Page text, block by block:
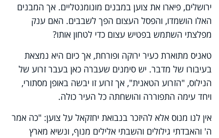
ירושלים, פיארו את צוען במבנים מונומנטליים. אך המבנים
האלו הושמדו, והפסל העצום הפך לשבבים. האם ענק
מפלצתי השתמש בפטיש עצום כדי לטחון אותו?
טאניס מתוארת כעיר ירוקה ופורחת, אך כיום היא נמצאת
בעיבורו של מדבר. יש סימנים שעברה כאן בעבר זרוע של
הנילוס, "הזרוע הטאנית", אך זרוע זו יבשה באופן מסתורי,
ויחד עימה התפוררה והושחתה כל העיר כולה.
אין לנו מנוס אלא להיזכר בנבואת יחזקאל על צוען: "כה אמר
ה' והאבדתי גילולים והשבתי אלילים מנוף, ונשיא מארץ